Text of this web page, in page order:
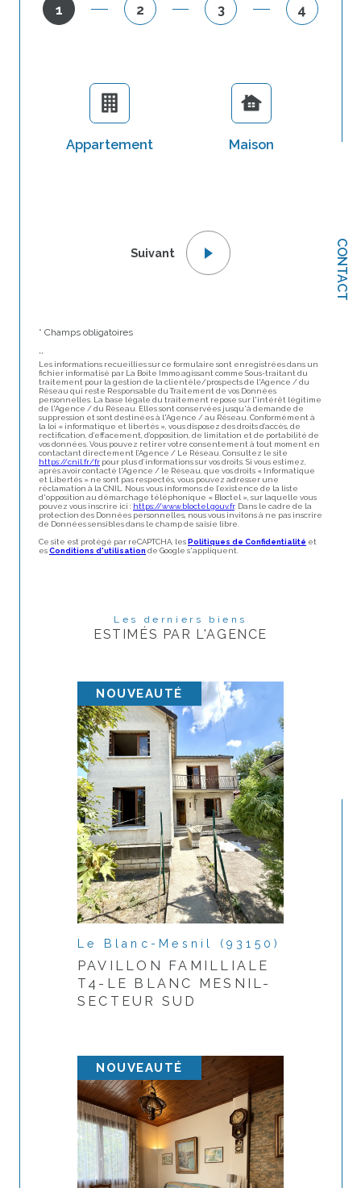
CONTACT
1 2 3 4
Appartement Maison
Suivant
* Champs obligatoires
**
Les informations recueillies sur ce formulaire sont enregistrées dans un
fichier informatisé par La Boite Immo agissant comme Sous-traitant du
traitement pour la gestion de la clientèle/prospects de l'Agence / du
Réseau qui reste Responsable du Traitement de vos Données
personnelles. La base légale du traitement repose sur l'intérêt légitime
de l'Agence / du Réseau. Elles sont conservées jusqu'à demande de
suppression et sont destinées à l'Agence / au Réseau. Conformément à
la loi « informatique et libertés », vous disposez des droits d’accès, de
rectification, d’effacement, d’opposition, de limitation et de portabilité de
vos données. Vous pouvez retirer votre consentement à tout moment en
contactant directement l’Agence / Le Réseau. Consultez le site
https://cnil.fr/fr pour plus d’informations sur vos droits. Si vous estimez,
après avoir contacté l'Agence / le Réseau, que vos droits « Informatique
et Libertés » ne sont pas respectés, vous pouvez adresser une
réclamation à la CNIL. Nous vous informons de l’existence de la liste
d'opposition au démarchage téléphonique « Bloctel », sur laquelle vous
pouvez vous inscrire ici : https://www.bloctel.gouv.fr. Dans le cadre de la
protection des Données personnelles, nous vous invitons à ne pas inscrire
de Données sensibles dans le champ de saisie libre.
Ce site est protégé par reCAPTCHA, lesPolitiques de Confidentialité et
esConditions d'utilisation de Google s'appliquent.
estimation pour
Je renseigne les
informations de mon bien
Type de bien *
Sélectionnez le type de bien *
Adresse du bien *
Date de disponibilité *
Mes coordonnées
Téléphone *
Adresse email *
Les derniers biens
ESTIMÉS PAR L'AGENCE
NOUVEAUTÉ
Le Blanc-Mesnil (93150)
PAVILLON FAMILLIALE
T4-LE BLANC MESNIL-
SECTEUR SUD
NOUVEAUTÉ